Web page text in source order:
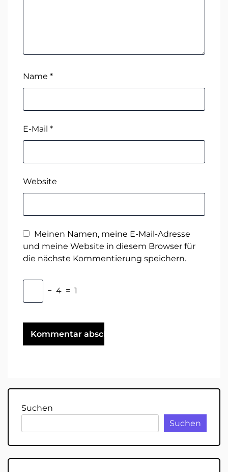
Name *
E-Mail *
Website
Meinen Namen, meine E-Mail-Adresse
und meine Website in diesem Browser für
die nächste Kommentierung speichern.
− 4 = 1
Suchen
Suchen